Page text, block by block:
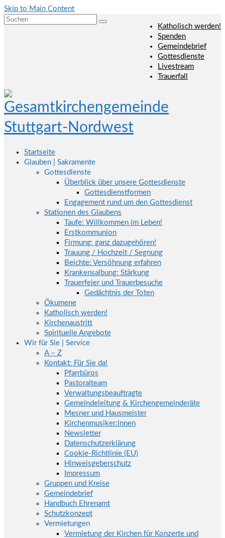
Skip to Main Content
Katholisch werden!
Spenden
Gemeindebrief
Gottesdienste
Livestream
Trauerfall
Suchen
Startseite
Glauben | Sakramente
Gottesdienste
Überblick über unsere Gottesdienste
Gottesdienstformen
Engagement rund um den Gottesdienst
Stationen des Glaubens
Taufe: Willkommen im Leben!
Erstkommunion
Firmung: ganz dazugehören!
Trauung / Hochzeit / Segnung
Beichte: Versöhnung erfahren
Krankensalbung: Stärkung
Trauerfeier und Trauerbesuche
Gedächtnis der Toten
Ökumene
Katholisch werden!
Kirchenaustritt
Spirituelle Angebote
Wir für Sie | Service
A – Z
Kontakt: Für Sie da!
Pfarrbüros
Pastoralteam
Verwaltungsbeauftragte
Gemeindeleitung & Kirchengemeinderäte
Mesner und Hausmeister
Kirchenmusiker:innen
Newsletter
Datenschutzerklärung
Cookie-Richtlinie (EU)
Hinweisgeberschutz
Impressum
Gruppen und Kreise
Gemeindebrief
Handbuch Ehrenamt
Schutzkonzept
Vermietungen
Vermietung der Kirchen für Konzerte und